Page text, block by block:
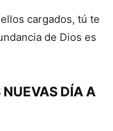
cargados, tú te
de Dios es
NUEVAS DÍA A